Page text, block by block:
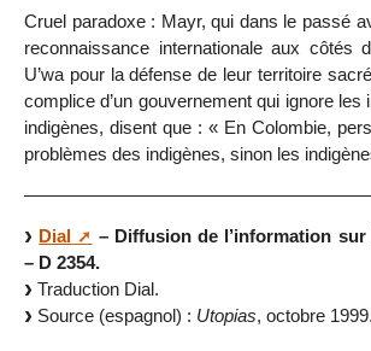
Cruel paradoxe : Mayr, qui dans le passé
reconnaissance internationale aux côtés
U’wa pour la défense de leur territoire
complice d’un gouvernement qui ignore les
indigènes, disent que : « En Colombie,
problèmes des indigènes, sinon les
Dial
– Diffusion de l’information sur
– D 2354.
Traduction Dial.
Source (espagnol) : Utopias, octobre 1999.